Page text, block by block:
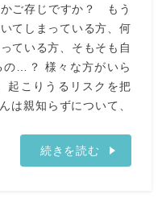
ご存じですか？ もう
てしまっている方、何
ている方、そもそも自
の…？ 様々な方がいら
起こりうるリスクを把
親知らずについて、
続きを読む